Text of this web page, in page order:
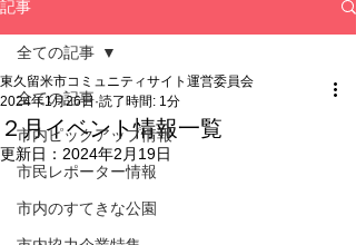
記事
全ての記事
市内ピックアップ情報
市民レポーター情報
市内のすてきな公園
全ての記事
２月イベント情報一覧
東久留米市コミュニティサイト運営委員会
2024年1月26日 読了時間: 1分
更新日： 2024年2月19日